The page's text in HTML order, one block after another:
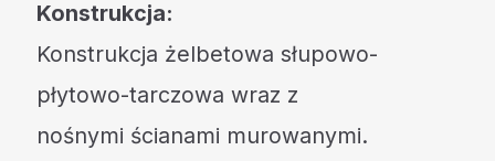
Konstrukcja:
Konstrukcja żelbetowa słupowo-
płytowo-tarczowa wraz z
nośnymi ścianami murowanymi.